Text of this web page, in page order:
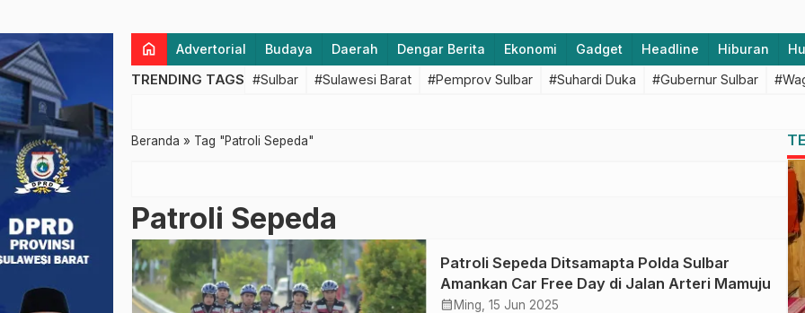
home Advertorial Budaya Daerah Dengar Berita Ekonomi Gadget Headline Hiburan
TRENDING TAGS #Sulbar #Sulawesi Barat #Pemprov Sulbar #Suhardi Duka #Gubernur Sulbar
Beranda » Tag "Patroli Sepeda"
Patroli Sepeda
Patroli Sepeda Ditsamapta Polda Sulbar
Amankan Car Free Day di Jalan Arteri Mamuju
calendar_month Ming, 15 Jun 2025